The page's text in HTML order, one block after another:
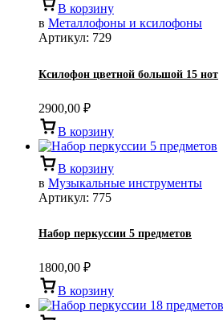
В корзину
в Металлофоны и ксилофоны
Артикул: 729
Ксилофон цветной большой 15 нот
2900,00 ₽
В корзину
В корзину
в Музыкальные инструменты
Артикул: 775
Набор перкуссии 5 предметов
1800,00 ₽
В корзину